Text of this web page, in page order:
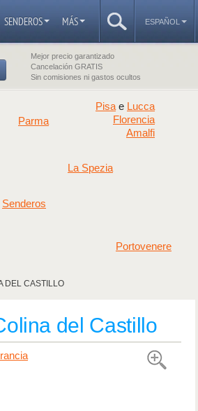
ESPAÑOL
SENDEROS MÁS
Mejor precio garantizado
Cancelación GRATIS
Sin comisiones ni gastos ocultos
Portovenere
La Spezia
Senderos
Parma
Pisa e Lucca
Florencia
Amalfi
DEL CASTILLO
del Castillo